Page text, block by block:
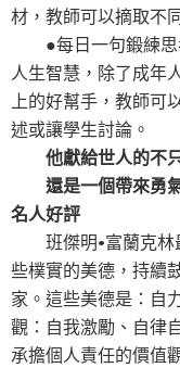
材，教師可以摘取不
●每日一句鍛練思
人生智慧，除了成年
上的好幫手，教師可
述或讓學生討論。
他獻給世人的不只
還是一個帶來勇氣
名人好評
班傑明•富蘭克林
些樸實的美德，持續
家。這些美德是：自
觀：自我激勵、自律
承擔個人責任的價值